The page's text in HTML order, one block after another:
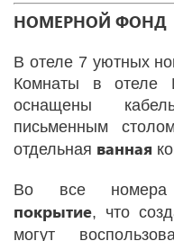
НОМЕРНОЙ ФОНД
В отеле 7 уютных
Комнаты в отеле
оснащены
письменным
отдельная ванная
Во все номера
покрытие, что
могут